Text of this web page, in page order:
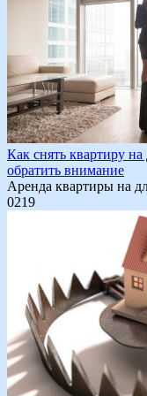
Как снять квартиру
обратить внимание
Аренда квартиры на
0219